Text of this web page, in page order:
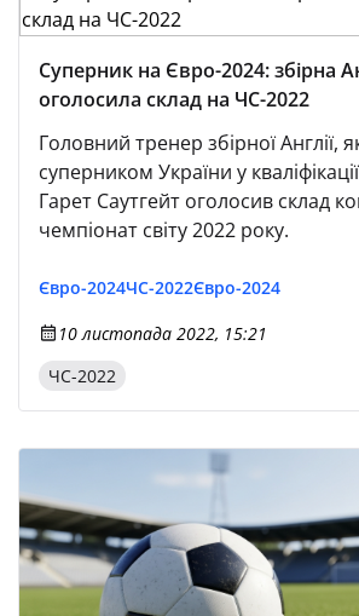
Суперник на Євро-2024: збірна
оголосила склад на ЧС-2022
Головний тренер збірної Англії,
суперником України у
Гарет Саутгейт оголосив склад
чемпіонат світу 2022 року.
Євро-2024ЧС-2022Євро-2024
10 листопада 2022, 15:21
ЧС-2022